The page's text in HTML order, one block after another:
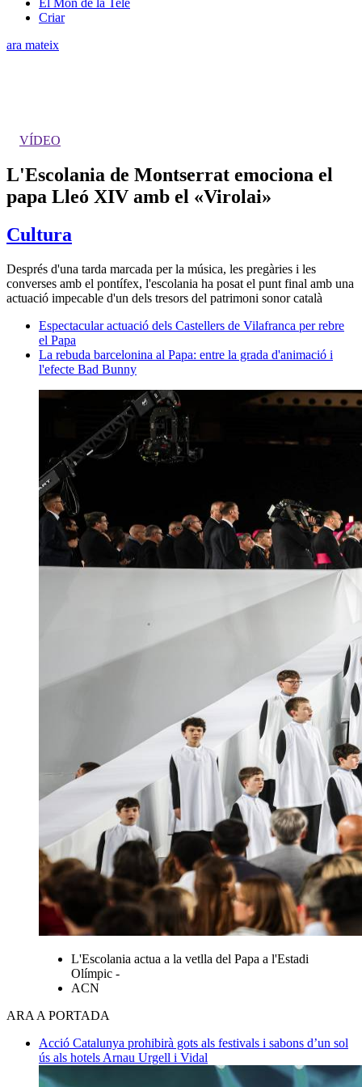
Criar
ara mateix
VÍDEO
L'Escolania de Montserrat emociona el
papa Lleó XIV amb el «Virolai»
Cultura
Després d'una tarda marcada per la música, les pregàries i les
converses amb el pontífex, l'escolania ha posat el punt final amb una
actuació impecable d'un dels tresors del patrimoni sonor català
Espectacular actuació dels Castellers de Vilafranca per rebre
el Papa
La rebuda barcelonina al Papa: entre la grada d'animació i
l'efecte Bad Bunny
L'Escolania actua a la vetlla del Papa a l'Estadi
Olímpic -
ACN
ARA A PORTADA
Acció Catalunya prohibirà gots als festivals i sabons d’un sol
ús als hotels Arnau Urgell i Vidal